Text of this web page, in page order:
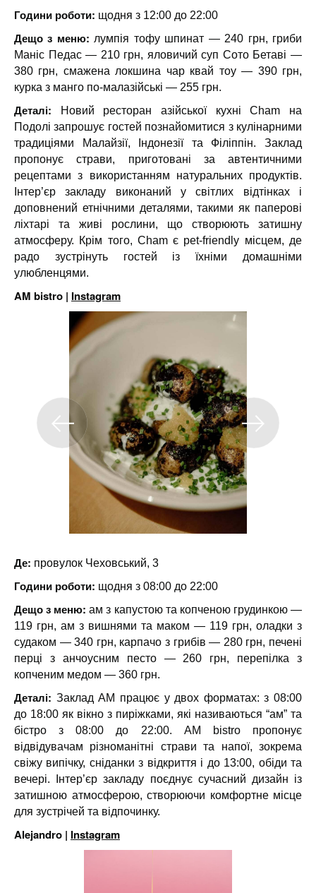
Години роботи: щодня з 12:00 до 22:00
Дещо з меню:лумпія тофу шпинат — 240 грн, гриби
Маніс Педас — 210 грн, яловичий суп Сото Бетаві —
380 грн, смажена локшина чар квай тоу — 390 грн,
курка з манго по-малазійські — 255 грн.
Деталі:
Новий ресторан азійської кухні Cham на
Подолі запрошує гостей познайомитися з кулінарними
традиціями Малайзії, Індонезії та Філіппін. Заклад
пропонує страви, приготовані за автентичними
рецептами з використанням натуральних продуктів.
Інтер’єр закладу виконаний у світлих відтінках і
доповнений етнічними деталями, такими як паперові
ліхтарі та живі рослини, що створюють затишну
атмосферу. Крім того, Cham є pet-friendly місцем, де
радо зустрінуть гостей із їхніми домашніми
улюбленцями.
AM bistro | Instagram
Де: провулок Чеховський, 3
Години роботи: щодня з 08:00 до 22:00
Дещо з меню:ам з капустою та копченою грудинкою —
119 грн, ам з вишнями та маком — 119 грн, оладки з
судаком — 340 грн, карпачо з грибів — 280 грн, печені
перці з анчоусним песто — 260 грн, перепілка з
копченим медом — 360 грн.
Деталі: Заклад AM працює у двох форматах: з 08:00
до 18:00 як вікно з пиріжками, які називаються “ам” та
бістро з 08:00 до 22:00. AM bistro пропонує
відвідувачам різноманітні страви та напої, зокрема
свіжу випічку, сніданки з відкриття і до 13:00, обіди та
вечері. Інтер’єр закладу поєднує сучасний дизайн із
затишною атмосферою, створюючи комфортне місце
для зустрічей та відпочинку.
Alejandro | Instagram